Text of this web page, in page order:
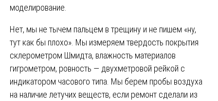
моделирование.
Нет, мы не тычем пальцем в трещину и не пишем «ну,
тут как бы плохо». Мы измеряем твердость покрытия
склерометром Шмидта, влажность материалов
гигрометром, ровность — двухметровой рейкой с
индикатором часового типа. Мы берем пробы воздуха
на наличие летучих веществ, если ремонт сделали из